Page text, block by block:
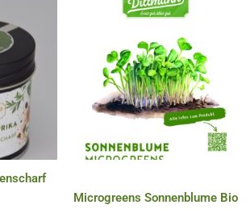
Microgreens Sonnenblume Bio